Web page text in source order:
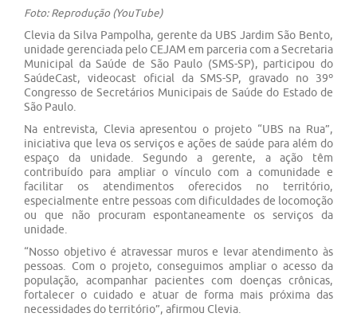
Foto: Reprodução (YouTube)
Clevia da Silva Pampolha, gerente da UBS Jardim São Bento,
unidade gerenciada pelo CEJAM em parceria com a Secretaria
Municipal da Saúde de São Paulo (SMS-SP), participou do
SaúdeCast, videocast oficial da SMS-SP, gravado no 39º
Congresso de Secretários Municipais de Saúde do Estado de
São Paulo.
Na entrevista, Clevia apresentou o projeto “UBS na Rua”,
iniciativa que leva os serviços e ações de saúde para além do
espaço da unidade. Segundo a gerente, a ação têm
contribuído para ampliar o vínculo com a comunidade e
facilitar os atendimentos oferecidos no território,
especialmente entre pessoas com dificuldades de locomoção
ou que não procuram espontaneamente os serviços da
unidade.
“Nosso objetivo é atravessar muros e levar atendimento às
pessoas. Com o projeto, conseguimos ampliar o acesso da
população, acompanhar pacientes com doenças crônicas,
fortalecer o cuidado e atuar de forma mais próxima das
necessidades do território”, afirmou Clevia.